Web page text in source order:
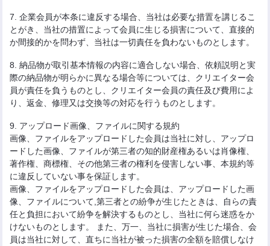
7. 企業会員が本条に違反する場合、当社は必要な措置を講じるこ
とがき、当社の措置によって会員に生じる損害について、直接的
か間接的かを問わず、当社は一切責任を負わないものとします。
8. 納品物が取引基本情報の内容に適合しない場合、依頼説明と実
際の納品物が明らかに異なる場合等については、クリエイター会
員が責任を負うものとし、クリエイター会員の責任及び費用によ
り、返金、修理又は交換等の対応を行うものとします。
9. アップロード画像、ファイルに関する規約
画像、ファイルをアップロードした会員は当社に対し、アップロ
ードした画像、ファイルが第三者の知的財産権あるいは肖像権、
著作権、商標権、その他第三者の権利を侵害しない事、本規約等
に違反していない事を保証します。
画像、ファイルをアップロードした会員は、アップロードした画
像、ファイルについて,第三者との紛争が生じたときは、自らの責
任と負担において紛争を解決するものとし、当社に何ら迷惑をか
けないものとします。 また、万一、当社に損害が生じた場合、会
員は当社に対して、直ちに当社が被った損害の全額を賠償しなけ